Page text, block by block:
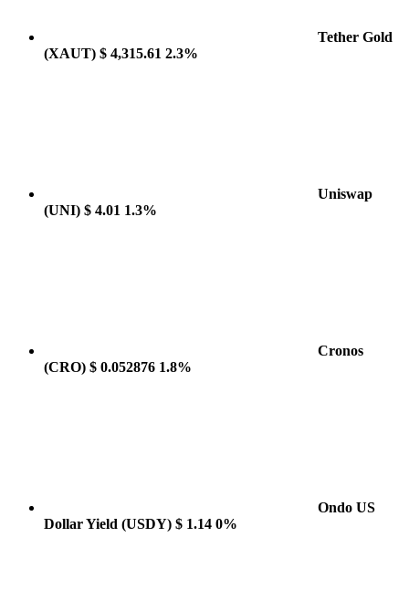
Tether Gold
(XAUT) $ 4,315.61 2.3%
Uniswap
(UNI) $ 4.01 1.3%
Cronos
(CRO) $ 0.052876 1.8%
Ondo US
Dollar Yield (USDY) $ 1.14 0%